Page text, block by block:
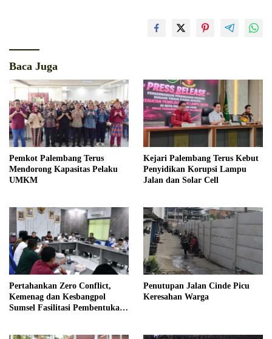
Baca Juga
Pemkot Palembang Terus
Mendorong Kapasitas Pelaku
UMKM
Kejari Palembang Terus Kebut
Penyidikan Korupsi Lampu
Jalan dan Solar Cell
Pertahankan Zero Conflict,
Kemenag dan Kesbangpol
Sumsel Fasilitasi Pembentukan
Penutupan Jalan Cinde Picu
Keresahan Warga